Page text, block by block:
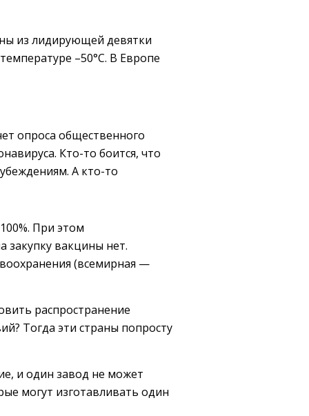
из лидирующей девятки
–50°C. В Европе
опроса общественного
Кто-то боится, что
А кто-то
При этом
закупку вакцины нет.
(всемирная —
распространение
Тогда эти страны попросту
и один завод не может
могут изготавливать один